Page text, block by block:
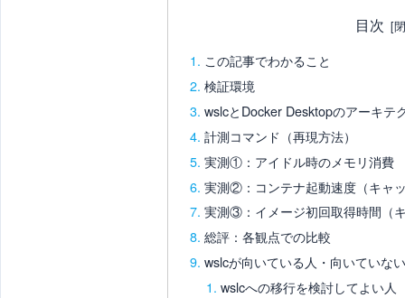
目次
この記事でわかること
検証環境
wslcとDocker Desktopのアーキテ
計測コマンド（再現方法）
実測①：アイドル時のメモリ消費
実測②：コンテナ起動速度（キャ
実測③：イメージ初回取得時間（
総評：各観点での比較
wslcが向いている人・向いていな
wslcへの移行を検討してよい人